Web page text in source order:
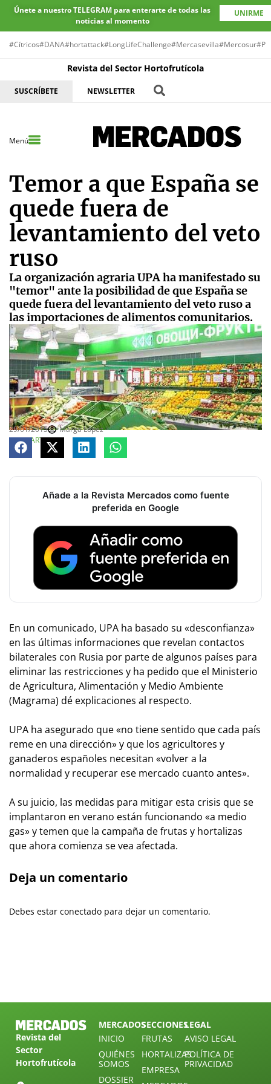
Únete a nuestro TELEGRAM para enterarte de todas las
noticias al momento
UNIRME
#Cítricos#DANA#hortattack#LongLifeChallenge#Mercasevilla#Mercosur
Revista del Sector Hortofrutícola
SUSCRÍBETE NEWSLETTER
Menú
Temor a que España se
quede fuera de
levantamiento del veto
ruso
La organización agraria UPA ha manifestado su
"temor" ante la posibilidad de que España se
quede fuera del levantamiento del veto ruso a
las importaciones de alimentos comunitarios.
29/01/2015
Marga López
COMPARTE
Añade a la Revista Mercados como fuente
preferida en Google
En un comunicado, UPA ha basado su «desconfianza»
en las últimas informaciones que revelan contactos
bilaterales con Rusia por parte de algunos países para
eliminar las restricciones y ha pedido que el Ministerio
de Agricultura, Alimentación y Medio Ambiente
(Magrama) dé explicaciones al respecto.
UPA ha asegurado que «no tiene sentido que cada país
reme en una dirección» y que los agricultores y
ganaderos españoles necesitan «volver a la
normalidad y recuperar ese mercado cuanto antes».
A su juicio, las medidas para mitigar esta crisis que se
implantaron en verano están funcionando «a medio
gas» y temen que la campaña de frutas y hortalizas
que ahora comienza se vea afectada.
Deja un comentario
Debes estar conectado para dejar un comentario.
Revista del
Sector
Hortofrutícola
MERCADOS
INICIO
QUIÉNES
SOMOS
DOSSIER
SECCIONES
FRUTAS
HORTALIZAS
EMPRESA
LEGAL
AVISO LEGAL
POLÍTICA DE
PRIVACIDAD